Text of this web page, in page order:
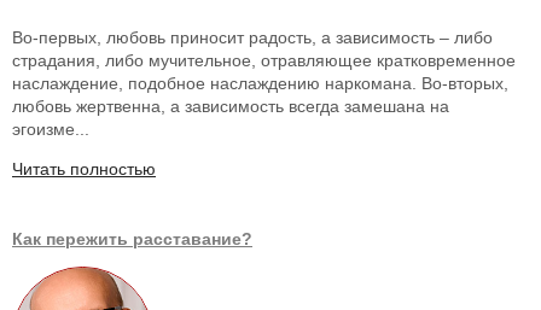
Во-первых, любовь приносит радость, а зависимость – либо
страдания, либо мучительное, отравляющее кратковременное
наслаждение, подобное наслаждению наркомана. Во-вторых,
любовь жертвенна, а зависимость всегда замешана на
эгоизме...
Читать полностью
Как пережить расставание?